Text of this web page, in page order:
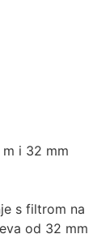
i 32 mm
s filtrom na
od 32 mm